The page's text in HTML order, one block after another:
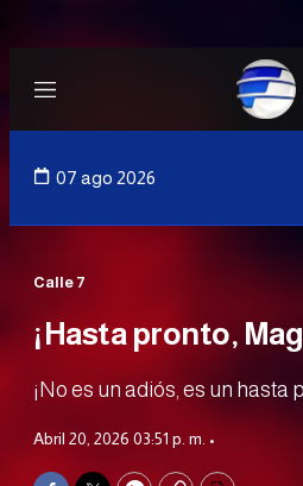
Menú
07 ago 2026
Calle 7
¡Hasta pronto,
¡No es un adiós, es un hasta
Abril 20, 2026 03:51 p. m. •